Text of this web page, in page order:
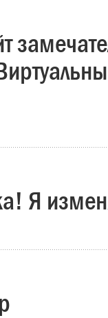
Я